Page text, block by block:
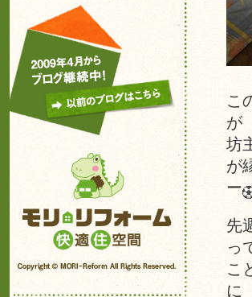
こ
が
坊
が
ー
先
っ
こ
に